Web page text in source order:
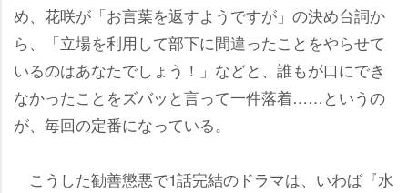
め、花咲が「お言葉を返すようですが」の決め台詞か
ら、「立場を利用して部下に間違ったことをやらせて
いるのはあなたでしょう！」などと、誰もが口にでき
なかったことをズバッと言って一件落着……というの
が、毎回の定番になっている。
こうした勧善懲悪で1話完結のドラマは、いわば『水